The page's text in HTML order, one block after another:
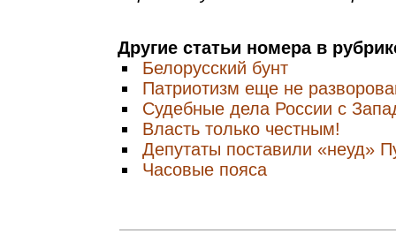
Другие статьи номера в
Белорусский бунт
Патриотизм еще не
Судебные дела России с
Власть только честным!
Депутаты поставили «неуд»
Часовые пояса